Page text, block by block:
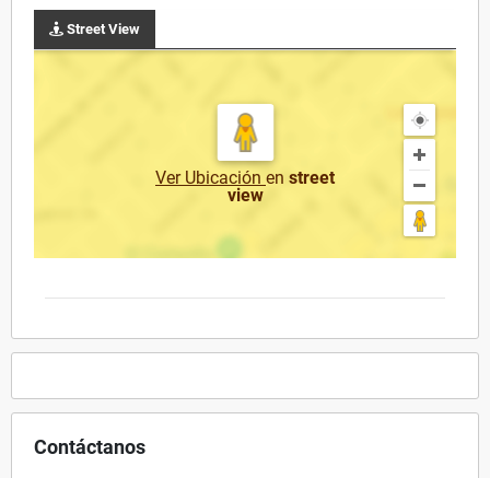
Street View
Ver Ubicación en street
view
Contáctanos